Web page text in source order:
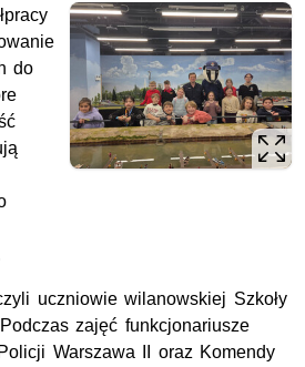
do
uczniowie wilanowskiej Szkoły
zajęć funkcjonariusze
Warszawa II oraz Komendy